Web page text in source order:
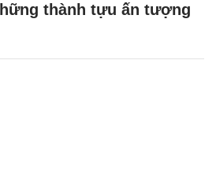
thành tựu ấn tượng